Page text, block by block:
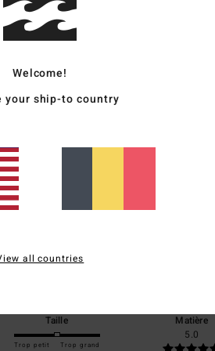
moyenne
5.0 /5
avis vérifiésdepuis mai 2026
Taille
Trop petit Trop grand
Matière
5.0
Welcome!
your ship-to country
all countries